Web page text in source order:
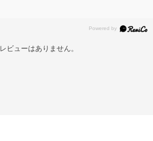
レビューはありません。